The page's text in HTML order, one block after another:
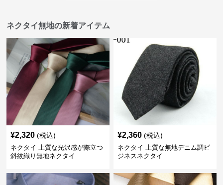
ネクタイ無地の新着アイテム
¥2,320 (税込)
ネクタイ 上質な光沢感が際立つ
斜紋織り無地ネクタイ
¥2,360 (税込)
ネクタイ 上質な無地デニム調ビ
ジネスネクタイ